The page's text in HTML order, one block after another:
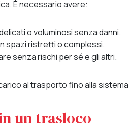
È necessario avere:
o voluminosi senza danni.
spazi ristretti o complessi.
senza rischi per sé e gli altri.
al trasporto fino alla
un trasloco